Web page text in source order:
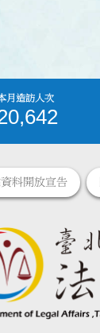
月造訪人次
料開放宣告